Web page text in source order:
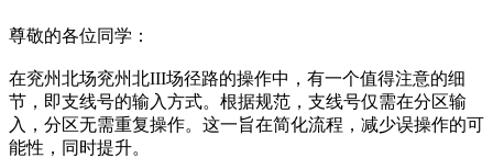
尊敬的各位同学：
在兖州北场兖州北III场径路的操作中，有一个值得注意的细
节，即支线号的输入方式。根据规范，支线号仅需在分区输
入，分区无需重复操作。这一旨在简化流程，减少误操作的可
能性，同时提升。